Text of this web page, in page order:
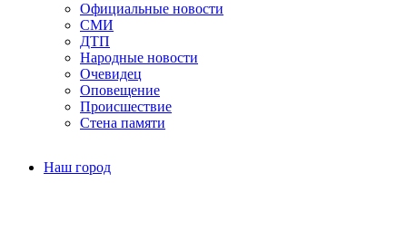
Официальные новости
СМИ
ДТП
Народные новости
Очевидец
Оповещение
Происшествие
Стена памяти
Наш город